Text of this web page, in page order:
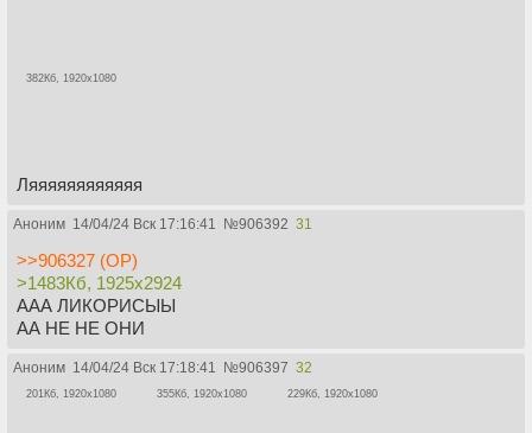
382Кб, 1920x1080
Ляяяяяяяяяяяя
Аноним 14/04/24 Вск 17:16:41 №906392 31
>>906327 (OP)
>1483Кб, 1925x2924
ААА ЛИКОРИСЫЫ
АА НЕ НЕ ОНИ
Аноним 14/04/24 Вск 17:18:41 №906397 32
201Кб, 1920x1080 355Кб, 1920x1080 229Кб, 1920x1080